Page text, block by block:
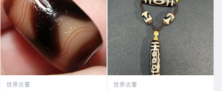
世界古董 世界古董